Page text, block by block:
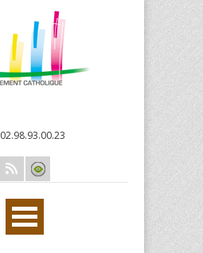
02.98.93.00.23